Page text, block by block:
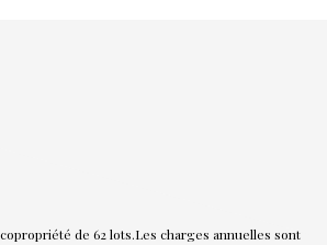
de 62 lots.Les charges annuelles sont